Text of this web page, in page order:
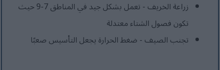
زراعة الخريف - تعمل بشكل جيد في المناطق 7-9 حيث
تكون فصول الشتاء معتدلة
تجنب الصيف - ضغط الحرارة يجعل التأسيس صعبًا